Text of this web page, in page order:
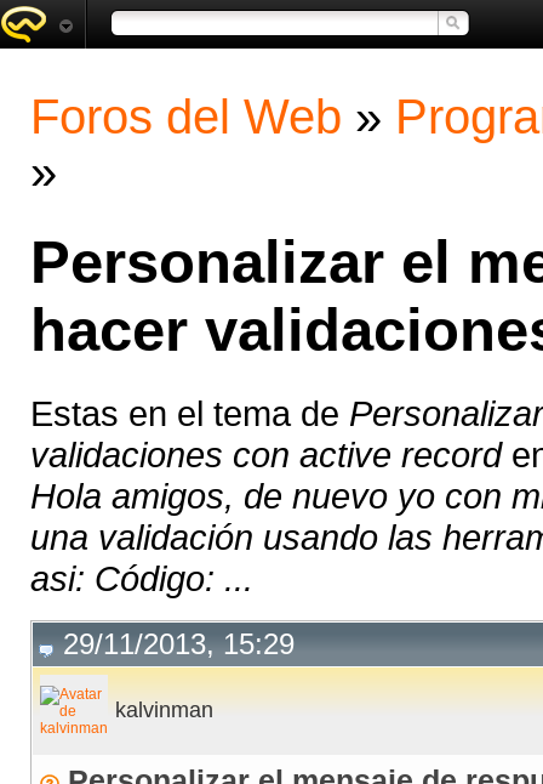
Foros del Web »
»
Personalizar el
hacer
Estas en el tema de
validaciones con active record
Hola amigos, de nuevo yo con
una validación usando las
asi: Código: ...
29/11/2013, 15:29
kalvinman